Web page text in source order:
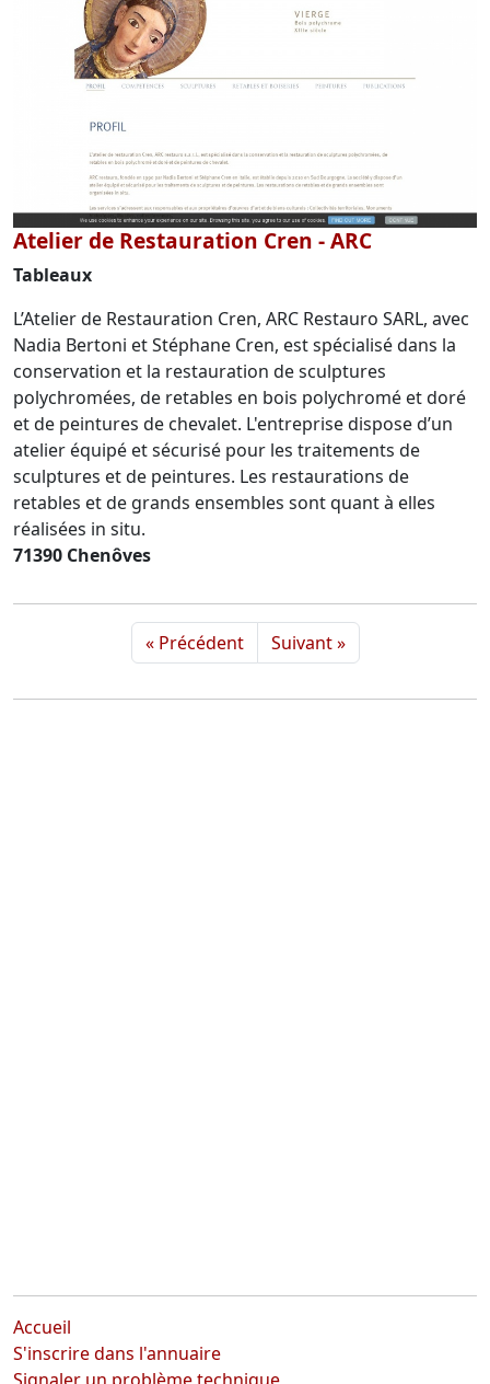
Atelier de Restauration Cren - ARC
Tableaux
L’Atelier de Restauration Cren, ARC Restauro SARL, avec
Nadia Bertoni et Stéphane Cren, est spécialisé dans la
conservation et la restauration de sculptures
polychromées, de retables en bois polychromé et doré
et de peintures de chevalet. L'entreprise dispose d’un
atelier équipé et sécurisé pour les traitements de
sculptures et de peintures. Les restaurations de
retables et de grands ensembles sont quant à elles
réalisées in situ.
71390 Chenôves
« Précédent Suivant »
Accueil
S'inscrire dans l'annuaire
Signaler un problème technique